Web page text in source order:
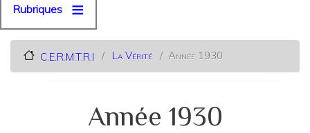
Rubriques
C.E.R.M.T.R.I La Vérité Année 1930
Année 1930